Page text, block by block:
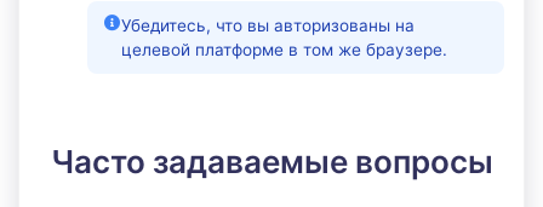
Убедитесь, что вы авторизованы на
целевой платформе в том же браузере.
Часто задаваемые вопросы